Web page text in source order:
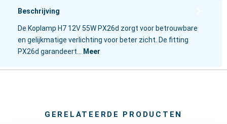
Beschrijving
De Koplamp H7 12V 55W PX26d zorgt voor betrouwbare
en gelijkmatige verlichting voor beter zicht. De fitting
PX26d garandeert…
Meer
GERELATEERDE PRODUCTEN